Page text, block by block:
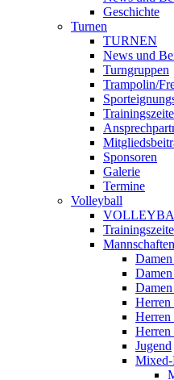
Geschichte
Turnen
TURNEN
News und
Turngruppen
Trampolin/
Sponsoren
Galerie
Termine
Volleyball
Mannschaften
Herren
Jugend